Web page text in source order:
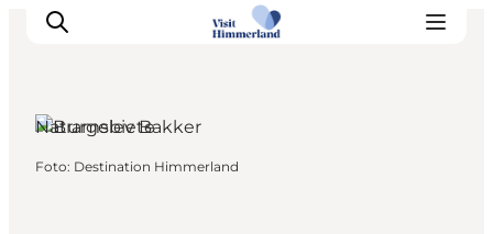
Naturgebiete
Foto: Destination Himmerland